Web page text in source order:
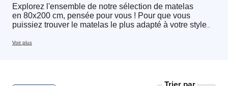
Explorez l'ensemble de notre sélection de matelas
en 80x200 cm, pensée pour vous ! Pour que vous
puissiez trouver le matelas le plus adapté à votre style
matelas 80x200 cm Le roi du matelas avec tous type de
: chaque dormeur peut trouver le
Voir plus